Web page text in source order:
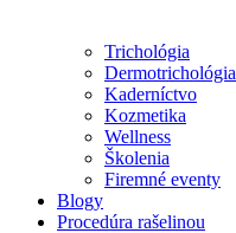
Trichológia
Dermotrichológia
Kaderníctvo
Kozmetika
Wellness
Školenia
Firemné eventy
Blogy
Procedúra rašelinou